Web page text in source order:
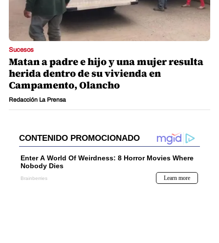
Sucesos
Matan a padre e hijo y una mujer resulta
herida dentro de su vivienda en
Campamento, Olancho
Redacción La Prensa